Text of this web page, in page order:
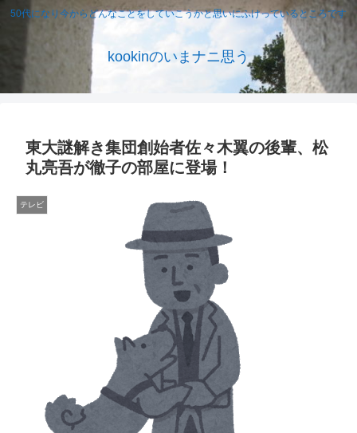
50代になり今からどんなことをしていこうかと思いにふけっているところです
kookinのいまナニ思う
東大謎解き集団創始者佐々木翼の後輩、松
丸亮吾が徹子の部屋に登場！
テレビ